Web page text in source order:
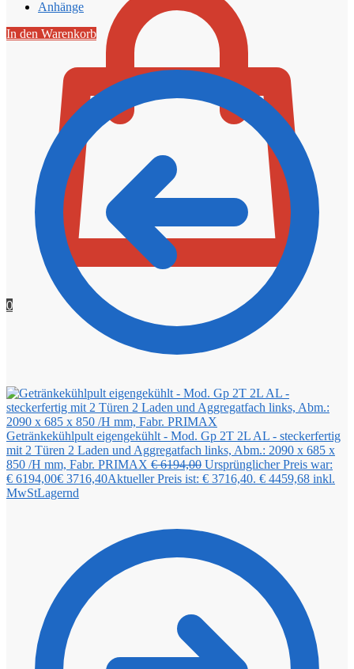
0
Anhänge
In den Warenkorb
Getränkekühlpult eigengekühlt - Mod. Gp 2T 2L AL - steckerfertig
mit 2 Türen 2 Laden und Aggregatfach links, Abm.: 2090 x 685 x
850 /H mm, Fabr. PRIMAX €6194,00 Ursprünglicher Preis war:
€ 6194,00€ 3716,40Aktueller Preis ist: € 3716,40. € 4459,68 inkl.
MwStLagernd